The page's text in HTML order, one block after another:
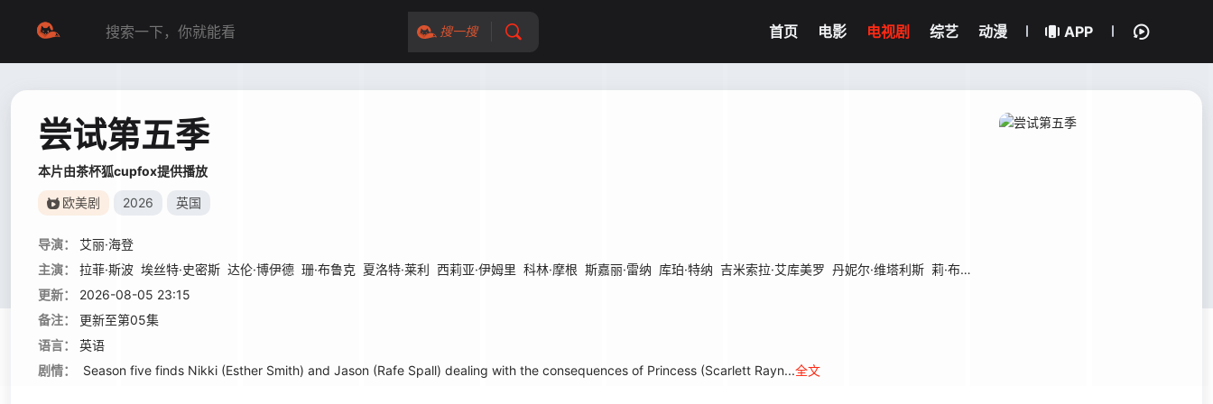
搜一搜 首页 电影 电视剧 综艺 动漫 APP
尝试第五季
本片由茶杯狐cupfox提供播放
欧美剧 2026 英国
导演：
艾丽·海登
主演：
拉菲·斯波 埃丝特·史密斯 达伦·博伊德 珊·布鲁克 夏洛特·莱利 西莉亚·伊姆里 科林·摩根 斯嘉丽·雷纳 库珀·特纳 吉米索拉·艾库美罗 丹妮尔·维塔利斯 莉·布拉泽海德
更新：
2026-08-05 23:15
备注：
更新至第05集
语言：
英语
剧情：
Season five finds Nikki (Esther Smith) and Jason (Rafe Spall) dealing with the consequences of Princess (Scarlett Rayn...全文